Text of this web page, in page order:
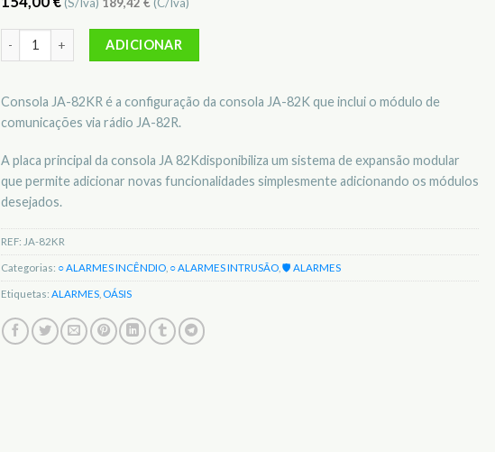
(S/Iva) 189,42 € (C/Iva)
Quantidade de Central alarme Oasis c/módulo de comunicações sem fios JA-82KR
ADICIONAR
Consola JA-82KR é a configuração da consola JA-82K que inclui o módulo de
comunicações via rádio JA-82R.
A placa principal da consola JA 82Kdisponibiliza um sistema de expansão modular
que permite adicionar novas funcionalidades simplesmente adicionando os módulos
desejados.
REF: JA-82KR
Categorias: ○ ALARMES INCÊNDIO ○ ALARMES INTRUSÃO 🛡️ ALARMES
Etiquetas: ALARMES OÁSIS